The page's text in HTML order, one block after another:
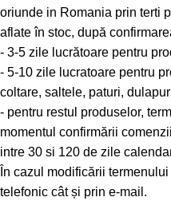
oriunde in Romania prin terti
aflate în stoc, după
- 3-5 zile lucrătoare pentru
- 5-10 zile lucratoare pentru
coltare, saltele, paturi,
- pentru restul produselor,
momentul confirmării
intre 30 si 120 de zile
În cazul modificării
telefonic cât și prin e-mail.